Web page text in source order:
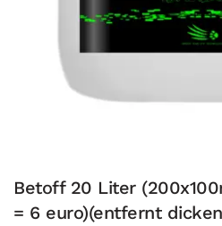
Betoff 20 Liter
= 6 euro)(entfernt